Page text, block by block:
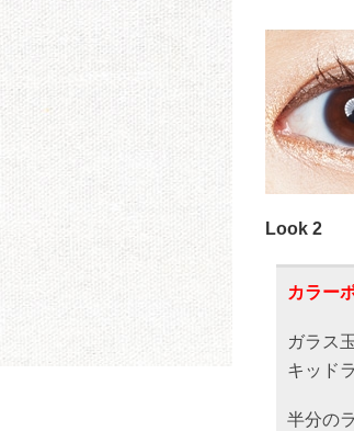
Look 2
カラー
ガラス
キッド
半分の